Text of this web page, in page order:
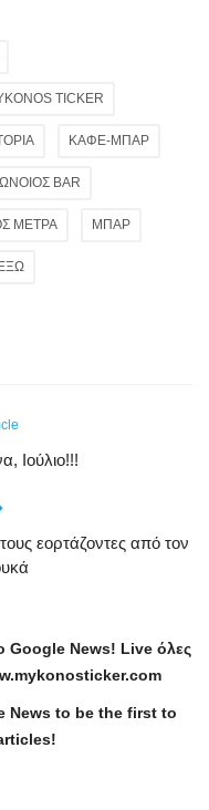
TICKER
ΚΑΦΕ-ΜΠΑΡ
BAR
ΜΕΤΡΑ ΜΠΑΡ
Ιούλιο!!!
εορτάζοντες από τον
Google News! Liveόλες
.mykonosticker.com
News to be the first to